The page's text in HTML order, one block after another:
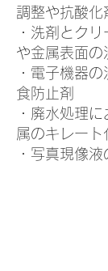
調整や抗酸化
・洗剤とク
や金属表面の
・電子機器
食防止剤
・廃水処理
属のキレート
・写真現像